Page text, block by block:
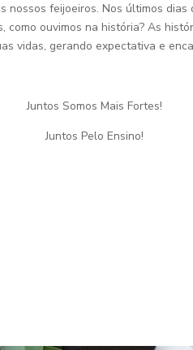
feijoeiros. Nos últimos
ouvimos na história? As
vidas, gerando expectativa e
Juntos Somos Mais Fortes!
Juntos Pelo Ensino!